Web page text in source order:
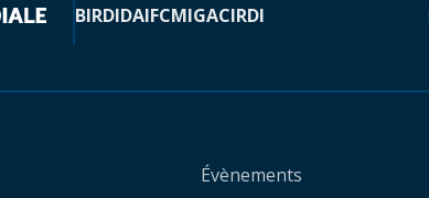
BIRDIDAIFCMIGACIRDI
Évènements